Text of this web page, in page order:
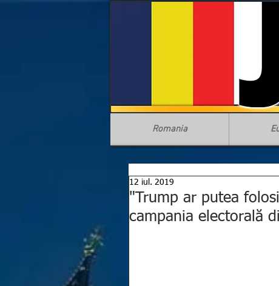
Romania
"Trump ar putea
campania electorală
12 iul. 2019